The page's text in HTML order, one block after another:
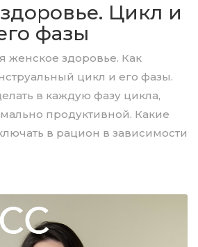
Цикл и
фазы
женское здоровье. Как
цикл и его фазы.
в каждую фазу цикла,
продуктивной. Какие
в рацион в зависимости